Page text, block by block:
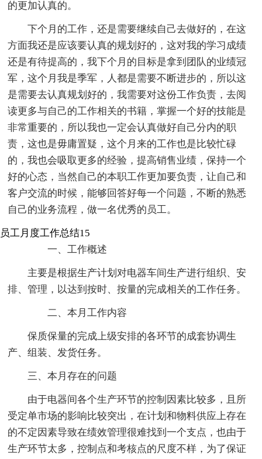
的更加认真的。
下个月的工作，还是需要继续自己去做好的，在这
方面我还是应该要认真的规划好的，这对我的学习成绩
还是有待提高的，我下个月的目标是拿到团队的业绩冠
军，这个月我是季军，人都是需要不断进步的，所以这
是需要去认真规划好的，我需要对这份工作负责，去阅
读更多与自己的工作相关的书籍，掌握一个好的技能是
非常重要的，所以我也一定会认真做好自己分内的职
责，这也是毋庸置疑，这个月来的工作也是比较忙碌
的，我也会吸取更多的经验，提高销售业绩，保持一个
好的心态，当然自己的本职工作更加要负责，让自己和
客户交流的时候，能够回答好每一个问题，不断的熟悉
自己的业务流程，做一名优秀的员工。
员工月度工作总结15
一、工作概述
主要是根据生产计划对电器车间生产进行组织、安
排、管理，以达到按时、按量的完成相关的工作任务。
二、本月工作内容
保质保量的完成上级安排的各环节的成套协调生
产、组装、发货任务。
三、本月存在的问题
由于电器间各个生产环节的控制因素比较多，且所
受定单市场的影响比较突出，在计划和物料供应上存在
的不定因素导致在绩效管理很难找到一个支点，也由于
生产环节太多，控制点和考核点的尺度不样，为了保证